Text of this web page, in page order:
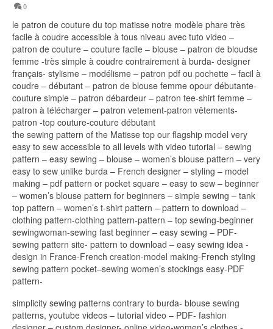
0
le patron de couture du top matisse notre modèle phare très
facile à coudre accessible à tous niveau avec tuto video –
patron de couture – couture facile – blouse – patron de bloudse
femme -très simple à coudre contrairement à burda- designer
français- stylisme – modélisme – patron pdf ou pochette – facil à
coudre – débutant – patron de blouse femme opour débutante-
couture simple – patron débardeur – patron tee-shirt femme –
patron à télécharger – patron vetement-patron vêtements-
patron -top couture-couture débutant
the sewing pattern of the Matisse top our flagship model very
easy to sew accessible to all levels with video tutorial – sewing
pattern – easy sewing – blouse – women’s blouse pattern – very
easy to sew unlike burda – French designer – styling – model
making – pdf pattern or pocket square – easy to sew – beginner
– women’s blouse pattern for beginners – simple sewing – tank
top pattern – women’s t-shirt pattern – pattern to download –
clothing pattern-clothing pattern-pattern – top sewing-beginner
sewingwoman-sewing fast beginner – easy sewing – PDF-
sewing pattern site- pattern to download – easy sewing idea -
design in France-French creation-model making-French styling
sewing pattern pocket–sewing women’s stockings easy-PDF
pattern-
simplicity sewing patterns contrary to burda- blouse sewing
patterns, youtube videos – tutorial video – PDF- fashion